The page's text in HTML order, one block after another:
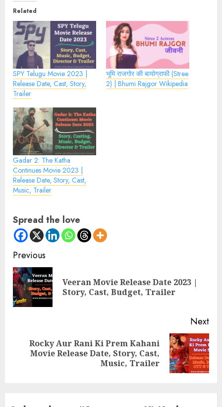
Related
SPY Telugu Movie 2023 |
Release Date, Cast, Story,
Trailer
भूमि राजगोर की बायोग्राफी (Stree
2) | Bhumi Rajgor Wikipedia
Gadar 2: The Katha
Continues Movie 2023 |
Release Date, Story, Cast,
Music, Trailer
Spread the love
Continue
Reading
Previous
Veeran Movie Release Date 2023 |
Story, Cast, Budget, Trailer
Next
Next
Rocky Aur Rani Ki Prem Kahani
Movie Release Date, Story, Cast,
Music, Trailer